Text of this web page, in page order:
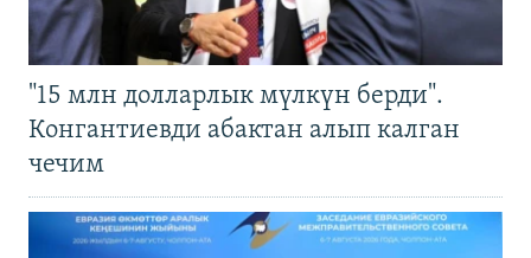
"15 млн долларлык мүлкүн берди".
Конгантиевди абактан алып калган
чечим